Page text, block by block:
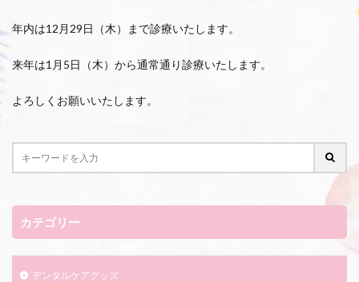
年内は12月29日（木）まで診療いたします。
来年は1月5日（木）から通常通り診療いたします。
よろしくお願いいたします。
カテゴリー
デンタルケアグッズ